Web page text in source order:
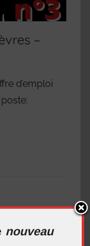
–
d’emploi
nouveau